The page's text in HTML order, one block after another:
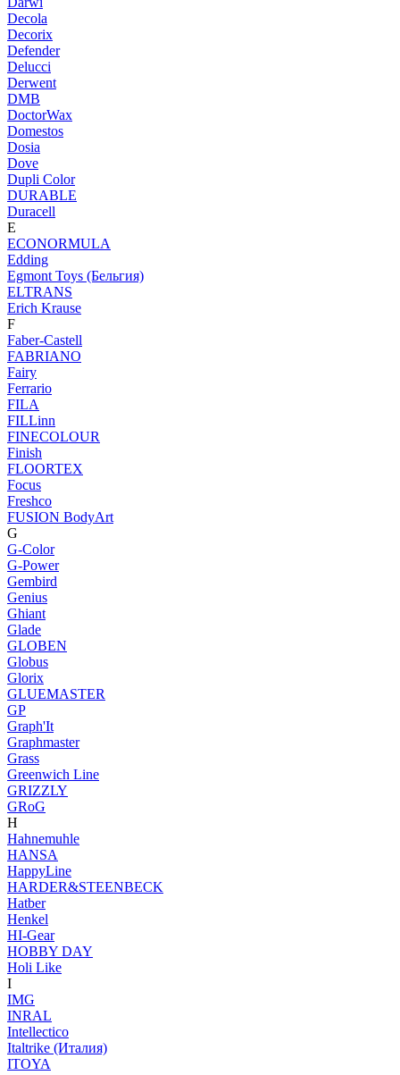
Decola
Decorix
Defender
Delucci
Derwent
DMB
DoctorWax
Domestos
Dosia
Dove
Dupli Color
DURABLE
Duracell
E
ECONORMULA
Edding
Egmont Toys (Бельгия)
ELTRANS
Erich Krause
F
Faber-Castell
FABRIANO
Fairy
Ferrario
FILA
FILLinn
FINECOLOUR
Finish
FLOORTEX
Focus
Freshco
FUSION BodyArt
G
G-Color
G-Power
Gembird
Genius
Ghiant
Glade
GLOBEN
Globus
Glorix
GLUEMASTER
GP
Graph'It
Graphmaster
Grass
Greenwich Line
GRIZZLY
GRoG
H
Hahnemuhle
HANSA
HappyLine
HARDER&STEENBECK
Hatber
Henkel
HI-Gear
HOBBY DAY
Holi Like
I
IMG
INRAL
Intellectico
Italtrike (Италия)
ITOYA